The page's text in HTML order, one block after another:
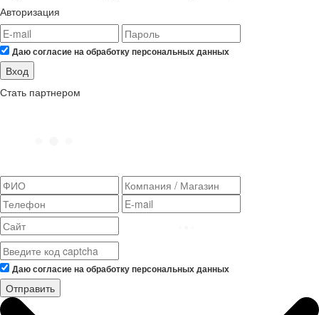
Авторизация
Даю согласие на обработку персональных данных
Вход
Стать партнером
Даю согласие на обработку персональных данных
Отправить